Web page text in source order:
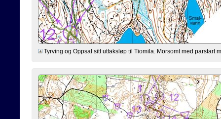
Tyrving og Oppsal sitt uttaksløp til Tiomila. Morsomt med parstart